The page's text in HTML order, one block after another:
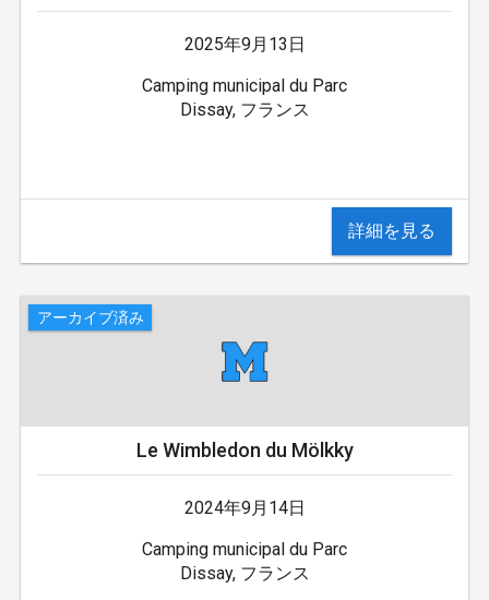
2025年9月13日
Camping municipal du Parc
Dissay, フランス
詳細を見る
アーカイブ済み
Le Wimbledon du Mölkky
2024年9月14日
Camping municipal du Parc
Dissay, フランス